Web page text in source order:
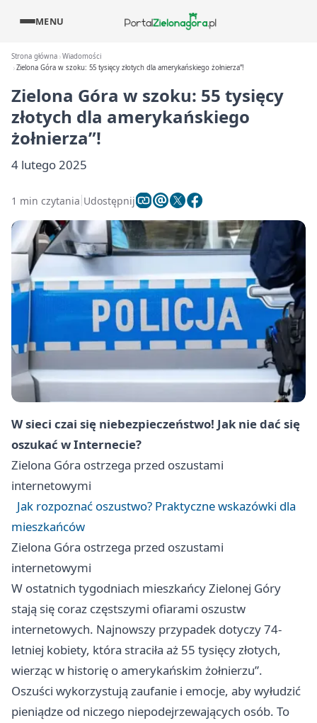
MENU
Strona główna Wiadomości
Zielona Góra w szoku: 55 tysięcy złotych dla amerykańskiego żołnierza”!
Zielona Góra w szoku: 55 tysięcy
złotych dla amerykańskiego
żołnierza”!
4 lutego 2025
1 min czytania Udostępnij
W sieci czai się niebezpieczeństwo! Jak nie dać się
oszukać w Internecie?
Zielona Góra ostrzega przed oszustami
internetowymi
Jak rozpoznać oszustwo? Praktyczne wskazówki dla
mieszkańców
Zielona Góra ostrzega przed oszustami
internetowymi
W ostatnich tygodniach mieszkańcy Zielonej Góry
stają się coraz częstszymi ofiarami oszustw
internetowych. Najnowszy przypadek dotyczy 74-
letniej kobiety, która straciła aż 55 tysięcy złotych,
wierząc w historię o amerykańskim żołnierzu”.
Oszuści wykorzystują zaufanie i emocje, aby wyłudzić
pieniądze od niczego niepodejrzewających osób. To